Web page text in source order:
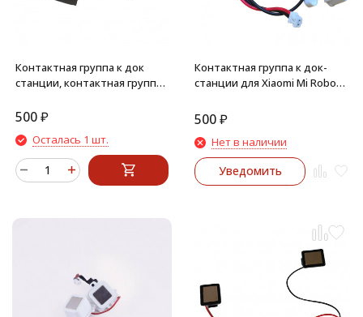
Контактная группа к док
станции, контактная группа
G2 JCB-G2-W03, G2D CDZ-G2D-
500₽
Осталась 1 шт.
Контактная группа к док-
станции для Xiaomi Mi Robot
500₽
Нет в наличии
Уведомить